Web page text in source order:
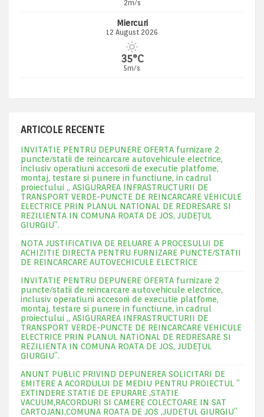
2m/s
Miercuri
12 August 2026
35°C
5m/s
ARTICOLE RECENTE
INVITATIE PENTRU DEPUNERE OFERTA furnizare 2
puncte/statii de reincarcare autovehicule electrice,
inclusiv operatiuni accesorii de executie platfome,
montaj, testare si punere in functiune, in cadrul
proiectului „ ASIGURAREA INFRASTRUCTURII DE
TRANSPORT VERDE-PUNCTE DE REINCARCARE VEHICULE
ELECTRICE PRIN PLANUL NATIONAL DE REDRESARE SI
REZILIENTA IN COMUNA ROATA DE JOS, JUDEŢUL
GIURGIU”.
NOTA JUSTIFICATIVA DE RELUARE A PROCESULUI DE
ACHIZITIE DIRECTA PENTRU FURNIZARE PUNCTE/STATII
DE REINCARCARE AUTOVECHICULE ELECTRICE
INVITATIE PENTRU DEPUNERE OFERTA furnizare 2
puncte/statii de reincarcare autovehicule electrice,
inclusiv operatiuni accesorii de executie platfome,
montaj, testare si punere in functiune, in cadrul
proiectului „ ASIGURAREA INFRASTRUCTURII DE
TRANSPORT VERDE-PUNCTE DE REINCARCARE VEHICULE
ELECTRICE PRIN PLANUL NATIONAL DE REDRESARE SI
REZILIENTA IN COMUNA ROATA DE JOS, JUDEŢUL
GIURGIU”.
ANUNT PUBLIC PRIVIND DEPUNEREA SOLICITARI DE
EMITERE A ACORDULUI DE MEDIU PENTRU PROIECTUL ”
EXTINDERE STATIE DE EPURARE ,STATIE
VACUUM,RACORDURI SI CAMERE COLECTOARE IN SAT
CARTOJANI,COMUNA ROATA DE JOS ,JUDETUL GIURGIU”